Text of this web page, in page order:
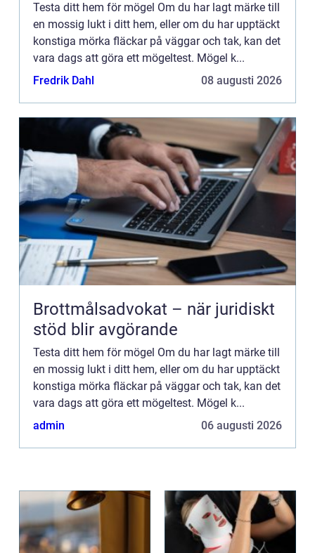
Testa ditt hem för mögel Om du har lagt märke till
en mossig lukt i ditt hem, eller om du har upptäckt
konstiga mörka fläckar på väggar och tak, kan det
vara dags att göra ett mögeltest. Mögel k...
Fredrik Dahl
08 augusti 2026
Brottmålsadvokat – när juridiskt
stöd blir avgörande
Testa ditt hem för mögel Om du har lagt märke till
en mossig lukt i ditt hem, eller om du har upptäckt
konstiga mörka fläckar på väggar och tak, kan det
vara dags att göra ett mögeltest. Mögel k...
admin
06 augusti 2026